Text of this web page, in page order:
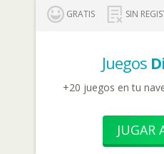
GRATIS SIN
Juegos
+20 juegos en tu
JUGAR